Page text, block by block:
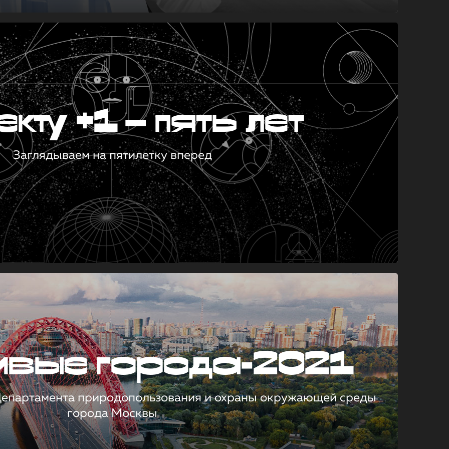
+1 — пять лет
Заглядываем на пятилетку вперед
города-2021
природопользования и охраны окружающей среды
города Москвы